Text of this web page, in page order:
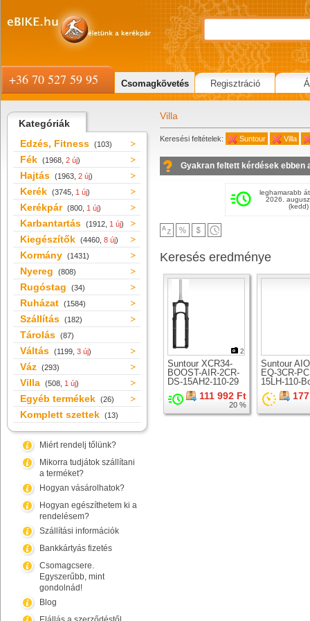
Kategóriák
Edzés, Fitness (103)
Fék (1968, 2 új)
Hajtás (1963, 2 új)
Kerék (3745, 1 új)
Kerékpár (800, 1 új)
Karbantartás (1912, 1 új)
Kiegészítők (4460, 8 új)
Kormány (1431)
Nyereg (808)
Rugóstag (34)
Ruházat (1584)
Szállítás (182)
Tárolás (87)
Váltás (1199, 3 új)
Váz (293)
Villa (508, 1 új)
Egyéb termékek (26)
Komplett szettek (13)
Miért rendelj tőlünk?
Mikorra tudjátok szállítani
a terméket?
Hogyan vásárolhatok?
Hogyan egészíthetem ki a
rendelésem?
Szállítási információk
Bankkártyás fizetés
Csomagcsere.
Egyszerűbb, mint
gondolnád!
Blog
Villa
Keresési feltételek: Suntour Villa
Gyakran feltett kérdések ebben
leghamarabb
2026.
(kedd)
Keresés eredménye
2
Suntour XCR34-
BOOST-AIR-2CR-
DS-15AH2-110-29
teleszkóp 29er
kerékhez111 992 Ft
20 %
Suntour
EQ-3CR-
15LH-110-
teleszkóp
kerékhez
+36 70 527 59 95 Csomagkövetés Regisztráció